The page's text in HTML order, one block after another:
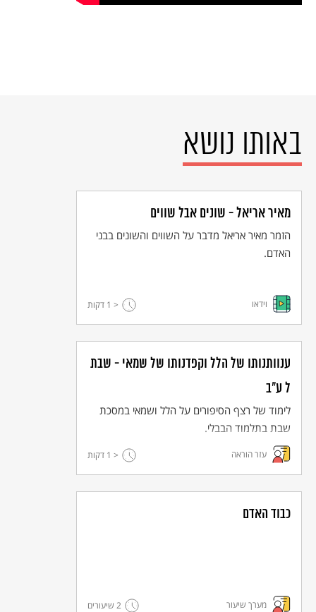
באותו נושא
מאיר אריאל - שונים אבל שווים
הזמר מאיר אריאל מדבר על השווים והשונים בבני
האדם.
וידאו < 1 דקות
ענוותנותו של הלל וקפדנותו של שמאי - שבת
ל ע"ב
לימוד של רצף הסיפורים על הלל ושמאי במסכת
שבת בתלמוד הבבלי.
עזר הוראה < 1 דקות
כבוד האדם
מערך שיעור 2 שיעורים